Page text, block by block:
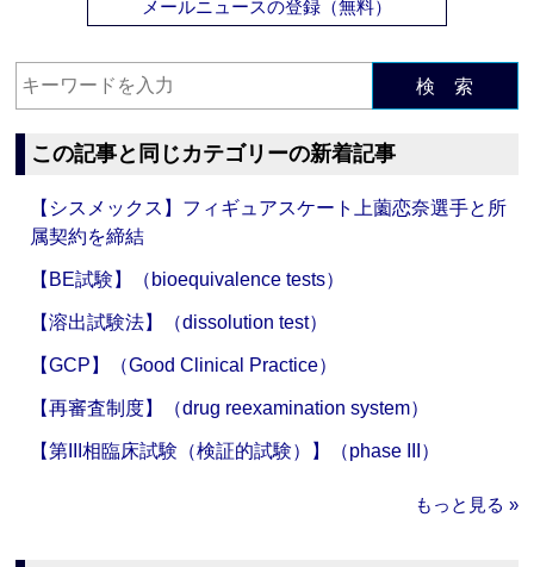
メールニュースの登録（無料）
検 索
この記事と同じカテゴリーの新着記事
【シスメックス】フィギュアスケート上薗恋奈選手と所
属契約を締結
【BE試験】（bioequivalence tests）
【溶出試験法】（dissolution test）
【GCP】（Good Clinical Practice）
【再審査制度】（drug reexamination system）
【第III相臨床試験（検証的試験）】（phase III）
もっと見る »